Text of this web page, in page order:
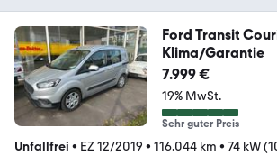
Ford Transit
Klima/Garantie
7.999 €
19% MwSt.
Sehr guter Preis
Unfallfrei • EZ 12/2019 • 116.044 km • 74 kW